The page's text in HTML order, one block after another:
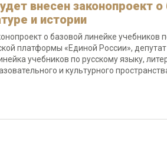
внесен законопроект
и истории
о базовой линейке учебников
платформы «Единой России»,
учебников по русскому языку,
и культурного